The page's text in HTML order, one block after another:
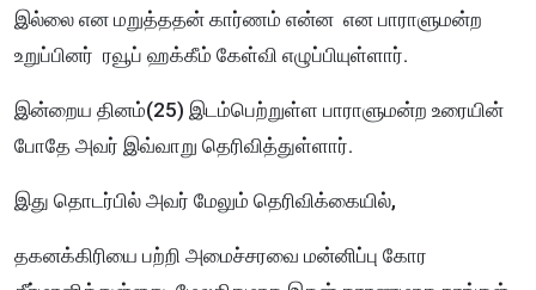
இல்லை என மறுத்ததன் கார்ணம் என்ன என பாராளுமன்ற
உறுப்பினர் ரவூப் ஹக்கீம் கேள்வி எழுப்பியுள்ளார்.
இன்றைய தினம்(25) இடம்பெற்றுள்ள பாராளுமன்ற உரையின்
போதே அவர் இவ்வாறு தெரிவித்துள்ளார்.
இது தொடர்பில் அவர் மேலும் தெரிவிக்கையில்,
தகனக்கிரியை பற்றி அமைச்சரவை மன்னிப்பு கோர